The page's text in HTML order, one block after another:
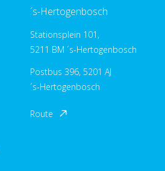
´s-Hertogenbosch
Stationsplein 101,
5211 BM ´s-Hertogenbosch
Postbus 396, 5201 AJ
´s-Hertogenbosch
Route